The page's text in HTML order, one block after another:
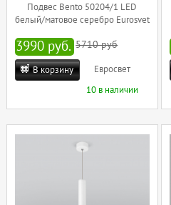
Подвес Bento 50204/1 LED
белый/матовое серебро Eurosvet
3990 руб. 5710 руб
В корзину
Евросвет
10 в наличии